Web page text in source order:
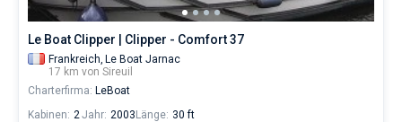
Le Boat Clipper | Clipper - Comfort 37
Frankreich, Le Boat Jarnac
17 km von Sireuil
Charterfirma: LeBoat
Kabinen: 2Jahr: 2003 Länge: 30 ft